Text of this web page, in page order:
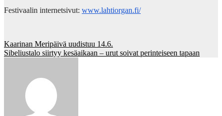
Festivaalin internetsivut: www.lahtiorgan.fi/
Post
navigation
Kaarinan Meripäivä uudistuu 14.6.
Sibeliustalo siirtyy kesäaikaan – urut soivat perinteiseen tapaan